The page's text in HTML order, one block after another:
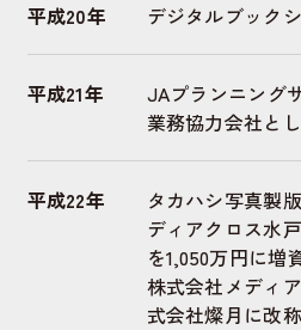
平成20年 デジタルブック
平成21年
JAプランニング
業務協力会社と
平成22年
タカハシ写真製
ディアクロス水
を1,050万円に増
株式会社メディ
式会社燦月に改称